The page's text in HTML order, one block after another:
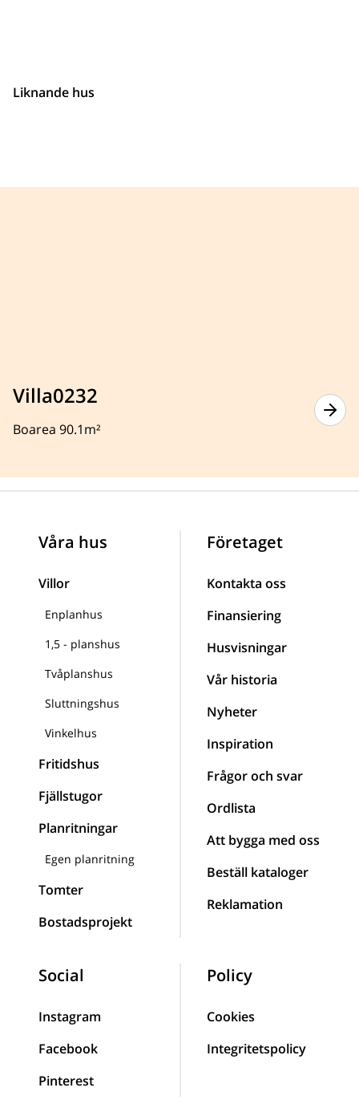
Liknande hus
Villa0232
Boarea 90.1m²
Våra hus
Villor
Enplanhus
1,5 - planshus
Tvåplanshus
Sluttningshus
Vinkelhus
Fritidshus
Fjällstugor
Planritningar
Egen planritning
Tomter
Bostadsprojekt
Företaget
Kontakta oss
Finansiering
Husvisningar
Vår historia
Nyheter
Inspiration
Frågor och svar
Ordlista
Att bygga med oss
Beställ kataloger
Reklamation
Social
Instagram
Facebook
Pinterest
Policy
Cookies
Integritetspolicy